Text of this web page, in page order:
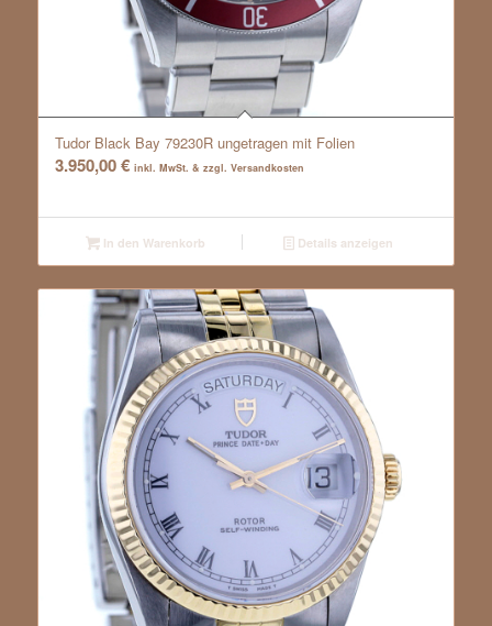
Tudor Black Bay 79230R ungetragen mit Folien
3.950,00€ inkl. MwSt. & zzgl. Versandkosten
In den Warenkorb Details anzeigen